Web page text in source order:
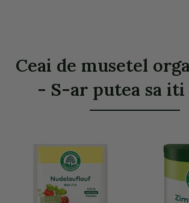
Ceai de musetel
- S-ar putea sa iti